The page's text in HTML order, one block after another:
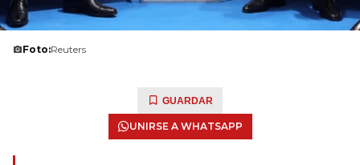
Foto:Reuters
GUARDAR
UNIRSE A WHATSAPP